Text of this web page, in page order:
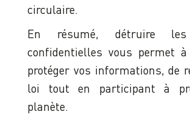
circulaire.
En résumé, détruire les
confidentielles vous permet
protéger vos informations, de
loi tout en participant à
planète.